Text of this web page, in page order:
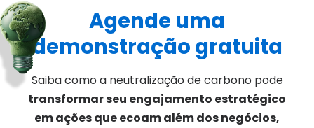
Agende uma
demonstração gratuita
Saiba como a neutralização de carbono pode
transformar seu engajamento estratégico
em ações que ecoam além dos negócios,